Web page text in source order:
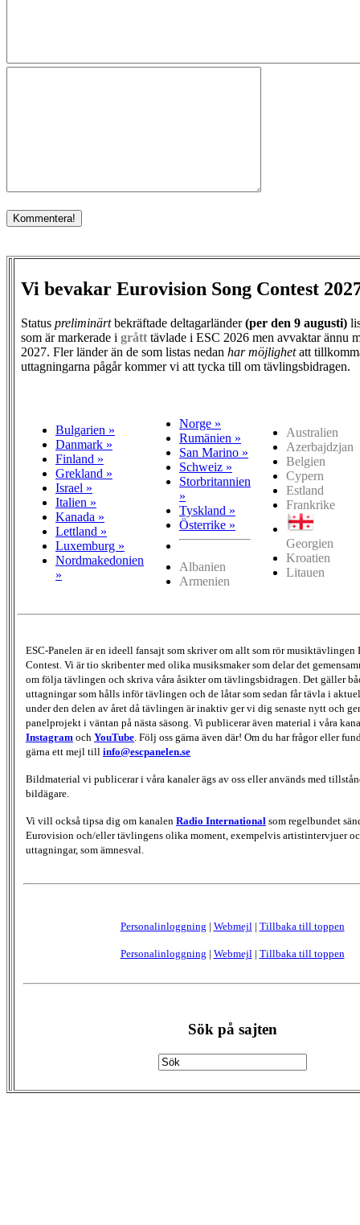
Vi bevakar Eurovision Song Contest
Status preliminärtbekräftade deltagarländer(per den 9 augusti)
som är markerade i grått tävlade i ESC 2026 men avvaktar ännu
2027. Fler länder än de som listas nedan har möjlighetatt
uttagningarna pågår kommer vi att tycka till om tävlingsbidragen.
Bulgarien »
Danmark »
Finland »
Grekland »
Israel »
Italien »
Kanada »
Lettland »
Luxemburg »
Nordmakedonien
»
Norge »
Rumänien »
San Marino »
Schweiz »
Storbritannien
»
Tyskland »
Österrike »
Albanien
Armenien
Australien
Azerbajdzjan
Belgien
Cypern
Estland
Frankrike
Georgien
Kroatien
Litauen
ESC-Panelen är en ideell fansajt som skriver om allt som rör musiktävlingen
Contest. Vi är tio skribenter med olika musiksmaker som delar det
om följa tävlingen och skriva våra åsikter om tävlingsbidragen. Det gäller
uttagningar som hålls inför tävlingen och de låtar som sedan får tävla i
under den delen av året då tävlingen är inaktiv ger vi dig senaste nytt och
panelprojekt i väntan på nästa säsong. Vi publicerar även material i våra
Instagram och YouTube. Följ oss gärna även där! Om du har frågor eller
gärna ett mejl till info@escpanelen.se
Bildmaterial vi publicerar i våra kanaler ägs av oss eller används med
bildägare.
Vi vill också tipsa dig om kanalen Radio International som regelbundet
Eurovision och/eller tävlingens olika moment, exempelvis artistintervjuer
uttagningar, som ämnesval.
Personalinloggning | Webmejl| Tillbaka till toppen
Personalinloggning | Webmejl| Tillbaka till toppen
Sök på sajten